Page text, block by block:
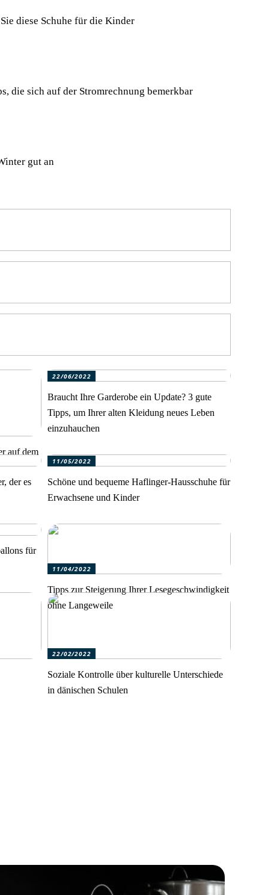
diese Schuhe für die Kinder
die sich auf der Stromrechnung bemerkbar
gut an
auf dem
22/06/2022
Braucht Ihre Garderobe ein Update? 3 gute
Tipps, um Ihrer alten Kleidung neues Leben
einzuhauchen
der es
11/05/2022
Schöne und bequeme Haflinger-Hausschuhe für
Erwachsene und Kinder
für
11/04/2022
Tipps zur Steigerung Ihrer Lesegeschwindigkeit
ohne Langeweile
22/02/2022
Soziale Kontrolle über kulturelle Unterschiede
in dänischen Schulen